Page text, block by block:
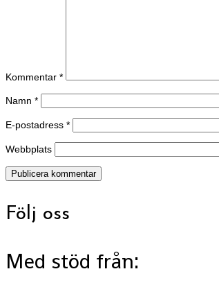
Kommentar *
Namn *
E-postadress *
Webbplats
Följ oss
Med stöd från: